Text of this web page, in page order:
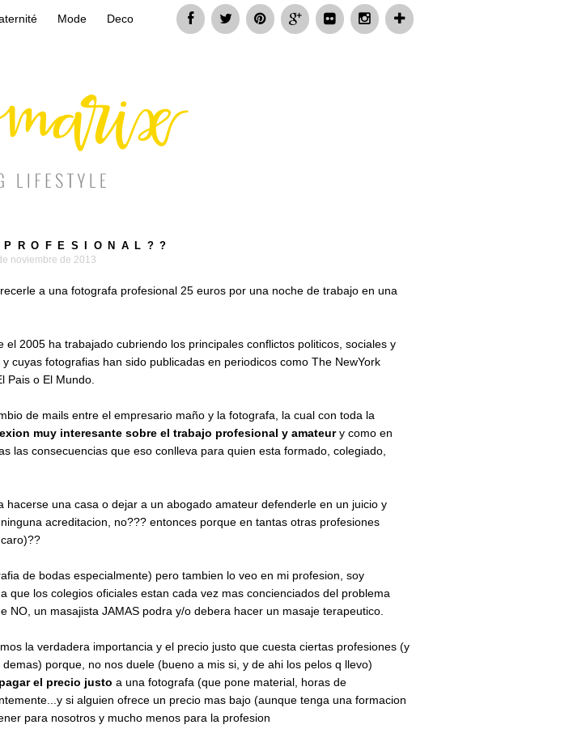
Mode Deco
noviembre de 2013
a una fotografa profesional 25 euros por una noche de trabajo en una
el 2005 ha trabajado cubriendo los principales conflictos politicos, sociales y
cuyas fotografias han sido publicadas en periodicos como The NewYork
Pais o El Mundo.
de mails entre el empresario maño y la fotografa, la cual con toda la
muy interesante sobre el trabajo profesional y amateury como en
las consecuencias que eso conlleva para quien esta formado, colegiado,
una casa o dejar a un abogado amateur defenderle en un juicio y
acreditacion, no??? entonces porque en tantas otras profesiones
de bodas especialmente) pero tambien lo veo en mi profesion, soy
que los colegios oficiales estan cada vez mas concienciados del problema
un masajista JAMAS podra y/o debera hacer un masaje terapeutico.
la verdadera importancia y el precio justo que cuesta ciertas profesiones (y
porque, no nos duele (bueno a mis si, y de ahi los pelos q llevo)
pagar el precio justo a una fotografa (que pone material, horas de
si alguien ofrece un precio mas bajo (aunque tenga una formacion
para nosotros y mucho menos para la profesion